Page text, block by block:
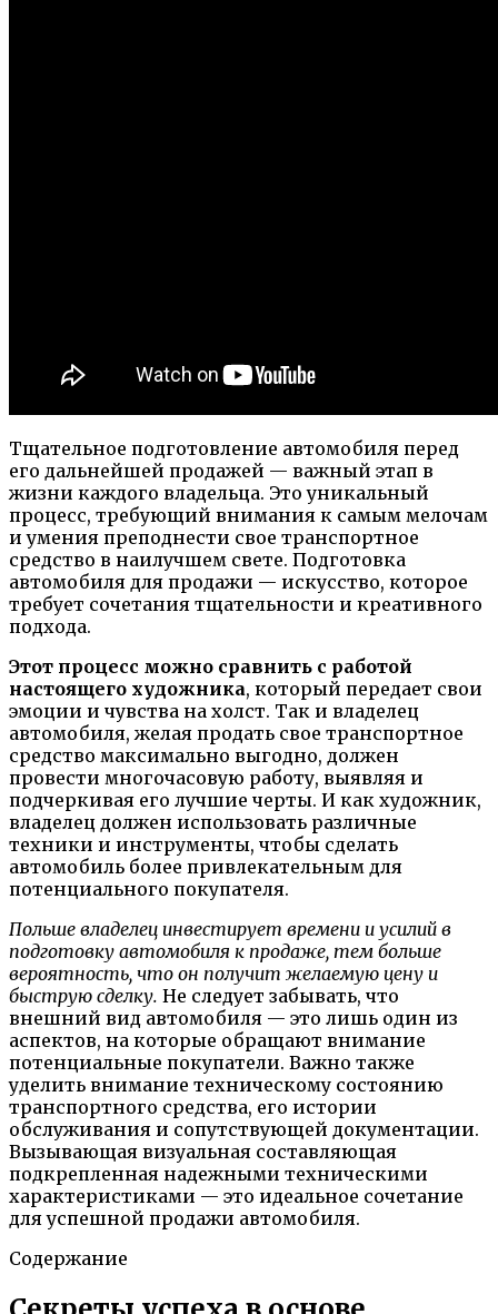
Тщательное подготовление автомобиля перед
его дальнейшей продажей — важный этап в
жизни каждого владельца. Это уникальный
процесс, требующий внимания к самым мелочам
и умения преподнести свое транспортное
средство в наилучшем свете. Подготовка
автомобиля для продажи — искусство, которое
требует сочетания тщательности и креативного
подхода.
Этот процесс можно сравнить с работой
настоящего художника, который передает свои
эмоции и чувства на холст. Так и владелец
автомобиля, желая продать свое транспортное
средство максимально выгодно, должен
провести многочасовую работу, выявляя и
подчеркивая его лучшие черты. И как художник,
владелец должен использовать различные
техники и инструменты, чтобы сделать
автомобиль более привлекательным для
потенциального покупателя.
Польше владелец инвестирует времени и усилий в
подготовку автомобиля к продаже, тем больше
вероятность, что он получит желаемую цену и
быструю сделку. Не следует забывать, что
внешний вид автомобиля — это лишь один из
аспектов, на которые обращают внимание
потенциальные покупатели. Важно также
уделить внимание техническому состоянию
транспортного средства, его истории
обслуживания и сопутствующей документации.
Вызывающая визуальная составляющая
подкрепленная надежными техническими
характеристиками — это идеальное сочетание
для успешной продажи автомобиля.
Содержание